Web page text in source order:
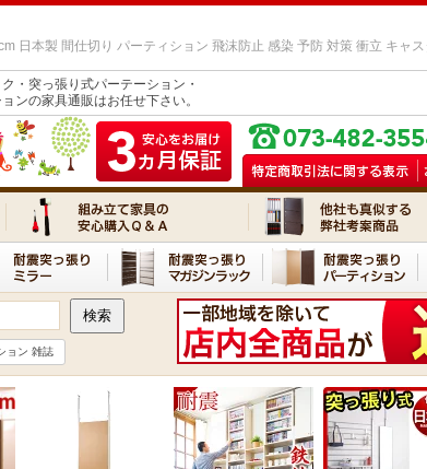
日本製 間仕切り パーティション 飛沫防止 感染 予防 対策 衝立 キャ
・突っ張り式パーテーション・
ンの家具通販はお任せ下さい。
ョン 雑誌